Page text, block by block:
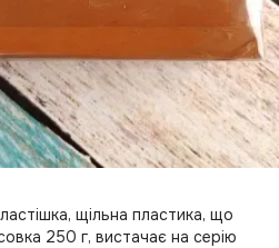
щільна пластика, що
250 г, вистачає на серію